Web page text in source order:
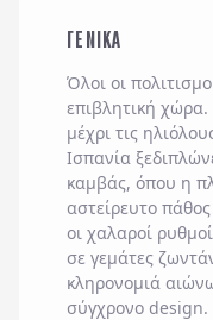
ΓΕΝΙΚΑ
Όλοι οι
επιβλητική
μέχρι τις
Ισπανία
καμβάς, όπου η
αστείρευτο
οι χαλαροί
σε γεμάτες
κληρονομιά
σύγχρονο design.